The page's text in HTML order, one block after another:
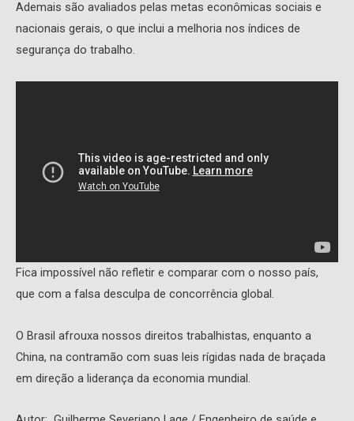
Ademais são avaliados pelas metas econômicas sociais e
nacionais gerais, o que inclui a melhoria nos índices de
segurança do trabalho.
Fica impossível não refletir e comparar com o nosso país,
que com a falsa desculpa de concorrência global.
O Brasil afrouxa nossos direitos trabalhistas, enquanto a
China, na contramão com suas leis rígidas nada de braçada
em direção a liderança da economia mundial.